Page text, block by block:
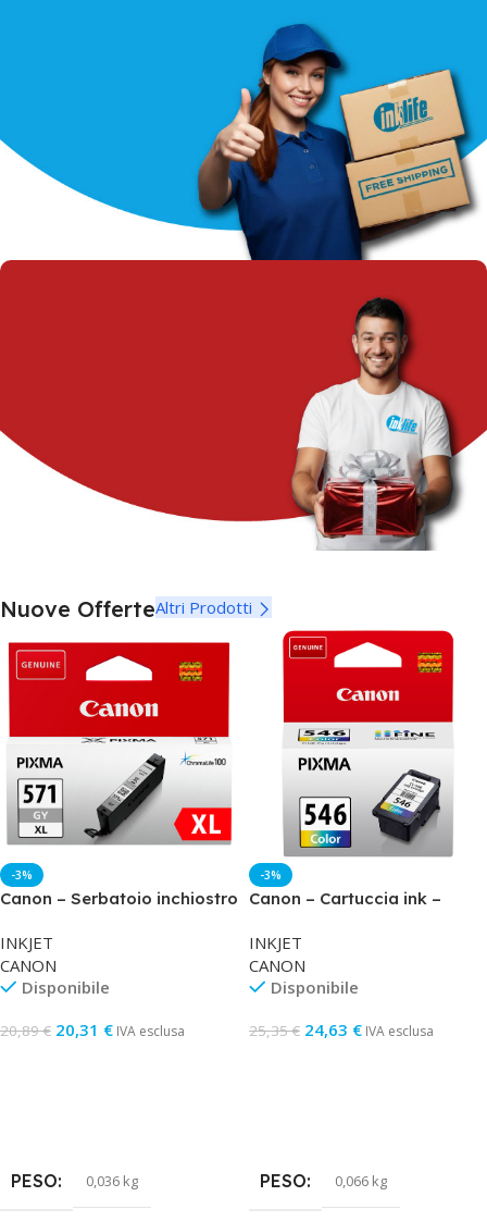
Approfitta della nostra offerta
10% di sconto fino al:
00
Sc
IL REGALO?
LO SCEGLI TU!
Dainklifeofferte e
regali unici per te
Cicca Qui
Nuove OfferteAltri Prodotti
-3%
Canon – Serbatoio inchiostro
pag
INKJET
CANON
Disponibile
20,89€ 20,31 € IVA esclusa
PESO 0,036 kg
-3%
Canon – Cartuccia ink –
INKJET
CANON
Disponibile
25,35€ 24,63 € IVA esclusa
PESO 0,066 kg